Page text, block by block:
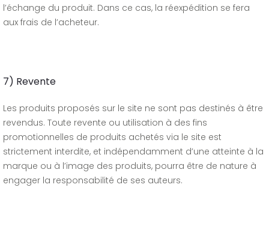
l’échange du produit. Dans ce cas, la réexpédition se fera
aux frais de l’acheteur.
7) Revente
Les produits proposés sur le site ne sont pas destinés à être
revendus. Toute revente ou utilisation à des fins
promotionnelles de produits achetés via le site est
strictement interdite, et indépendamment d’une atteinte à la
marque ou à l’image des produits, pourra être de nature à
engager la responsabilité de ses auteurs.